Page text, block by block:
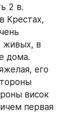
2 в.
Крестах,
живых, в
дома.
его
висок
первая